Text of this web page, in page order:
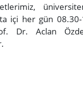
içi her gün
Dr. Aclan